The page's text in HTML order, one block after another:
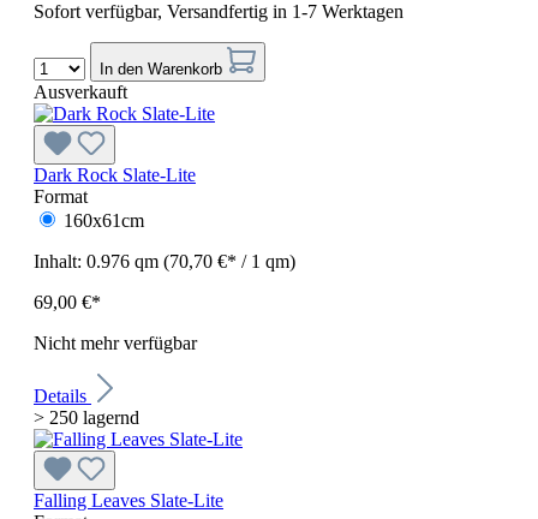
Sofort verfügbar, Versandfertig in 1-7 Werktagen
In den Warenkorb
Ausverkauft
Dark Rock Slate-Lite
Format
160x61cm
Inhalt: 0.976 qm (70,70 €* / 1 qm)
69,00 €*
Nicht mehr verfügbar
Details
> 250 lagernd
Falling Leaves Slate-Lite